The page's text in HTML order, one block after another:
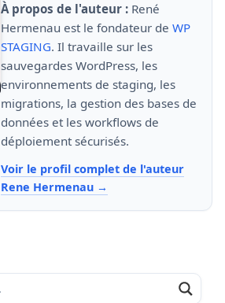
À propos de l'auteur : René
Hermenau est le fondateur de WP
STAGING. Il travaille sur les
sauvegardes WordPress, les
environnements de staging, les
migrations, la gestion des bases de
données et les workflows de
déploiement sécurisés.
Voir le profil complet de l'auteur
Rene Hermenau